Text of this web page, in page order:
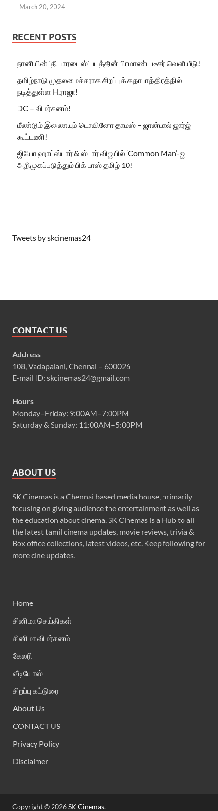
March 20, 2024
RECENT POSTS
நானியின் ‘தி பாரடைஸ்’ படத்தின் பிரமாண்ட டீசர் வெளியீடு!
தமிழ்நாடு முதலமைச்சராக சிறப்புக் கதாபாத்திரத்தில்
நடித்துள்ள H.ராஜா!
DC – விமர்சனம்!
மீண்டும் இணையும் டொவினோ தாமஸ் – ஜான்பால் ஜார்ஜ்
கூட்டணி!
ஜியோ ஹாட்ஸ்டார் & ஸ்டார் விஜயில் ‘Common Man’-ஐ
அறிமுகப்படுத்தும் பிக் பாஸ் தமிழ் 10!
Tweets by skcinemas24
CONTACT US
Address
108, Vadapalani, Chennai – 600026
E-mail ID: skcinemas24@gmail.com
Hours
Monday–Friday: 9:00AM–7:00PM
Saturday & Sunday: 11:00AM–5:00PM
ABOUT US
SK Cinemas is a Chennai based media house, primarily
focusing on giving audience the entertainment as well as
the education about cinema. SK Cinemas is a Hub to all
the latest tamil cinema updates, movie reviews, trivia &
Box office collections, latest videos, etc. Keep following for
more cine updates.
Home
சினிமா செய்திகள்
சினிமா விமர்சனம்
கேலரி
வீடியோஸ்
சிறப்பு கட்டுரை
About Us
CONTACT US
Privacy Policy
Disclaimer
Copyright © 2026SK Cinemas.